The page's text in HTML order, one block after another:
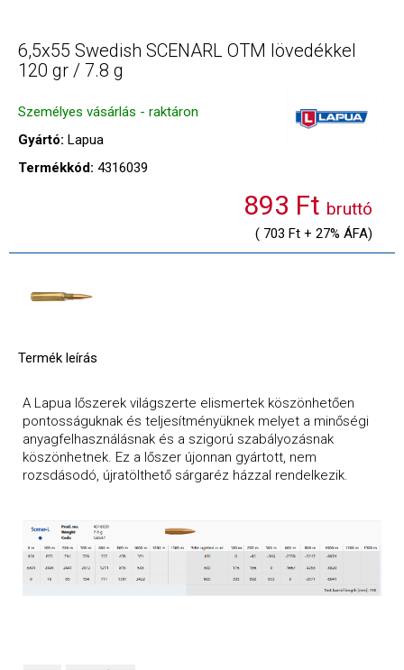
6,5x55 Swedish SCENARL OTM lövedékkel
120 gr / 7.8 g
Személyes vásárlás - raktáron
Gyártó: Lapua
Termékkód: 4316039
893 Ft bruttó
( 703 Ft + 27% ÁFA)
Termék leírás
A Lapua lőszerek világszerte elismertek köszönhetően
pontosságuknak és teljesítményüknek melyet a minőségi
anyagfelhasználásnak és a szigorú szabályozásnak
köszönhetnek. Ez a lőszer újonnan gyártott, nem
rozsdásodó, újratölthető sárgaréz házzal rendelkezik.